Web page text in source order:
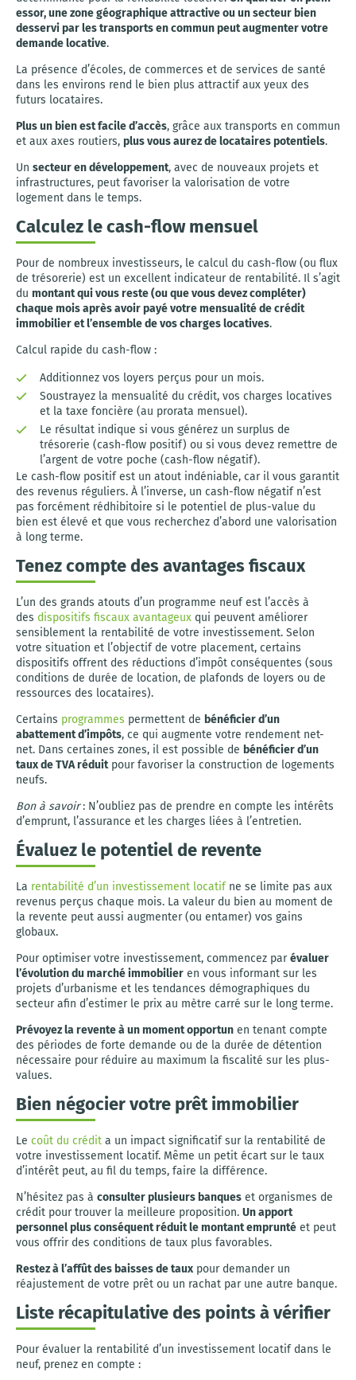
essor, une zone géographique attractive ou un secteur bien
desservi par les transports en commun peut augmenter votre
demande locative.
La présence d’écoles, de commerces et de services de santé
dans les environs rend le bien plus attractif aux yeux des
futurs locataires.
Plus un bien est facile d’accès, grâce aux transports en commun
et aux axes routiers, plus vous aurez de locataires potentiels.
Un secteur en développement, avec de nouveaux projets et
infrastructures, peut favoriser la valorisation de votre
logement dans le temps.
Calculez le cash-flow mensuel
Pour de nombreux investisseurs, le calcul du cash-flow (ou flux
de trésorerie) est un excellent indicateur de rentabilité. Il s’agit
du montant qui vous reste (ou que vous devez compléter)
chaque mois après avoir payé votre mensualité de crédit
immobilier et l’ensemble de vos charges locatives.
Calcul rapide du cash-flow :
Additionnez vos loyers perçus pour un mois.
Soustrayez la mensualité du crédit, vos charges locatives
et la taxe foncière (au prorata mensuel).
Le résultat indique si vous générez un surplus de
trésorerie (cash-flow positif) ou si vous devez remettre de
l’argent de votre poche (cash-flow négatif).
Le cash-flow positif est un atout indéniable, car il vous garantit
des revenus réguliers. À l’inverse, un cash-flow négatif n’est
pas forcément rédhibitoire si le potentiel de plus-value du
bien est élevé et que vous recherchez d’abord une valorisation
à long terme.
Tenez compte des avantages fiscaux
L’un des grands atouts d’un programme neuf est l’accès à
des dispositifs fiscaux avantageux qui peuvent améliorer
sensiblement la rentabilité de votre investissement. Selon
votre situation et l’objectif de votre placement, certains
dispositifs offrent des réductions d’impôt conséquentes (sous
conditions de durée de location, de plafonds de loyers ou de
ressources des locataires).
Certains programmes permettent de bénéficier d’un
abattement d’impôts, ce qui augmente votre rendement net-
net. Dans certaines zones, il est possible de bénéficier d’un
taux de TVA réduitpour favoriser la construction de logements
neufs.
Bon à savoir: N’oubliez pas de prendre en compte les intérêts
d’emprunt, l’assurance et les charges liées à l’entretien.
Évaluez le potentiel de revente
La rentabilité d’un investissement locatifne se limite pas aux
revenus perçus chaque mois. La valeur du bien au moment de
la revente peut aussi augmenter (ou entamer) vos gains
globaux.
Pour optimiser votre investissement, commencez parévaluer
l’évolution du marché immobilier en vous informant sur les
projets d’urbanisme et les tendances démographiques du
secteur afin d’estimer le prix au mètre carré sur le long terme.
Prévoyez la revente à un moment opportun en tenant compte
des périodes de forte demande ou de la durée de détention
nécessaire pour réduire au maximum la fiscalité sur les plus-
values.
Bien négocier votre prêt immobilier
Le coût du crédit a un impact significatif sur la rentabilité de
votre investissement locatif. Même un petit écart sur le taux
d’intérêt peut, au fil du temps, faire la différence.
N’hésitez pas à consulter plusieurs banques et organismes de
crédit pour trouver la meilleure proposition. Un apport
personnel plus conséquent réduit le montant emprunté et peut
vous offrir des conditions de taux plus favorables.
Restez à l’affût des baisses de taux pour demander un
réajustement de votre prêt ou un rachat par une autre banque.
Liste récapitulative des points à vérifier
Pour évaluer la rentabilité d’un investissement locatif dans le
neuf, prenez en compte :